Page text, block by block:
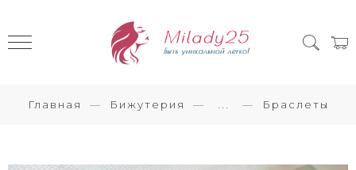
Главная Бижутерия Браслеты